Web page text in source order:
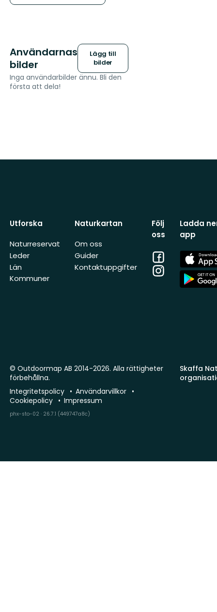
Användarnas
bilder
Lägg till
bilder
Inga användarbilder ännu. Bli den
första att dela!
Utforska
Naturreservat
Leder
Län
Kommuner
Naturkartan
Om oss
Guider
Kontaktuppgifter
Följ
oss
Facebook
Instagram
Ladda
app
App
Store
App
Store
Skaffa
© Outdoormap AB 2014-2026. Alla rättigheter
förbehållna.
Integritetspolicy
Användarvillkor
Cookiepolicy
Impressum
phx-sto-02 · 26.7.1 (449747a8c)